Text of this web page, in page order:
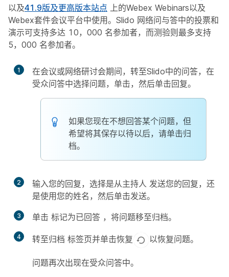
以及41.9版及更高版本站点 上的Webex Webinars以及
Webex套件会议平台中使用。Slido 网络问与答中的投票和
演示可支持多达 10，000 名参加者，而测验则最多支持
5，000 名参加者。
1 在会议或网络研讨会期间，转至Slido中的问答，在
受众问答中选择问题，单击，然后单击回复。
如果您现在不想回答某个问题，但
希望将其保存以待以后，请单击归
档。
2 输入您的回复，选择是从主持人 发送您的回复，还
是使用您的姓名，然后单击发送。
3 单击 标记为已回答 ，将问题移至归档。
4 转至归档 标签页并单击恢复 以恢复问题。
问题再次出现在受众问答中。